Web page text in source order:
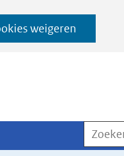
weigeren
Zoeken